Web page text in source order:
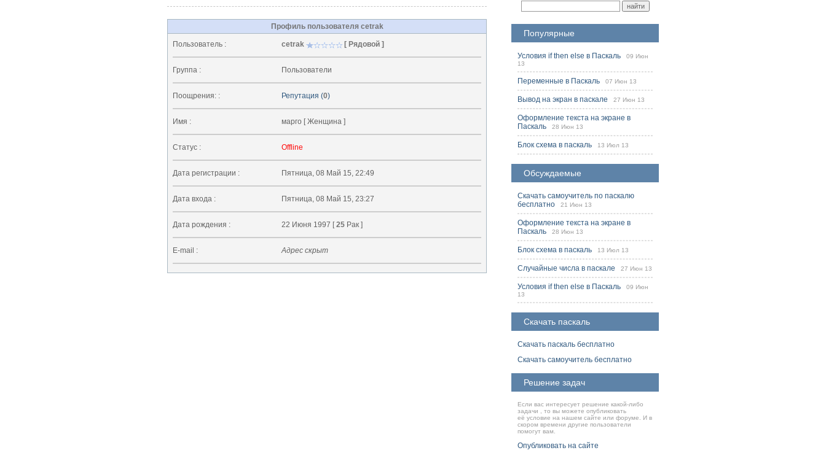
Профиль пользователя cetrak
Пользователь : cetrak [ Рядовой ]
Группа : Пользователи
Поощрения: : Репутация (0)
Имя : марго [ Женщина ]
Статус : Offline
Дата регистрации : Пятница, 08 Май 15, 22:49
Дата входа : Пятница, 08 Май 15, 23:27
Дата рождения : 22 Июня 1997 [25 Рак ]
E-mail : Адрес скрыт
Популярные
Условия if then else в Паскаль 09 Июн
13
Переменные в Паскаль 07 Июн 13
Вывод на экран в паскале 27 Июн 13
Оформление текста на экране в
Паскаль 28 Июн 13
Блок схема в паскаль 13 Июл 13
Обсуждаемые
Скачать самоучитель по паскалю
бесплатно 21 Июн 13
Оформление текста на экране в
Паскаль 28 Июн 13
Блок схема в паскаль 13 Июл 13
Случайные числа в паскале 27 Июн 13
Условия if then else в Паскаль 09 Июн
13
Скачать паскаль
Скачать паскаль бесплатно
Скачать самоучитель бесплатно
Решение задач
Если вас интересует решение какой-либо
задачи , то вы можете опубликовать
её условие на нашем сайте или форуме. И в
скором времени другие пользователи
помогут вам.
Опубликовать на сайте